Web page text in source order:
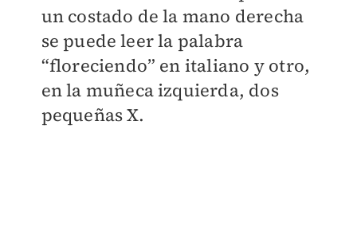
un costado de la mano derecha
se puede leer la palabra
“floreciendo” en italiano y otro,
en la muñeca izquierda, dos
pequeñas X.